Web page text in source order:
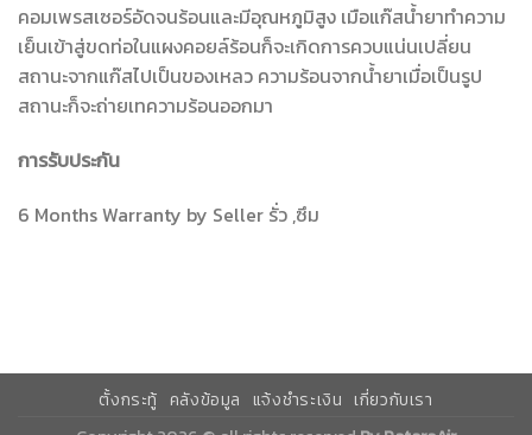
คอมเพรสเซอร์อัดจนร้อนและมีอุณหภูมิสูง เมือแก๊สน้ำยาทำความ
เย็นเข้าสู่ขดท่อในแผงคอยล์ร้อนก็จะเกิดการควบแน่นเปลี่ยน
สถานะจากแก๊สไปเป็นของเหลว ความร้อนจากน้ำยาเมื่อเป็นรูป
สถานะก็จะถ่ายเทความร้อนออกมา
การรับประกัน
6 Months Warranty by Seller รั่ว ,ซึม
ตั้งกระทู้ คลังข้อมูล แจ้งชำระเงิน เกี่ยวกับเรา